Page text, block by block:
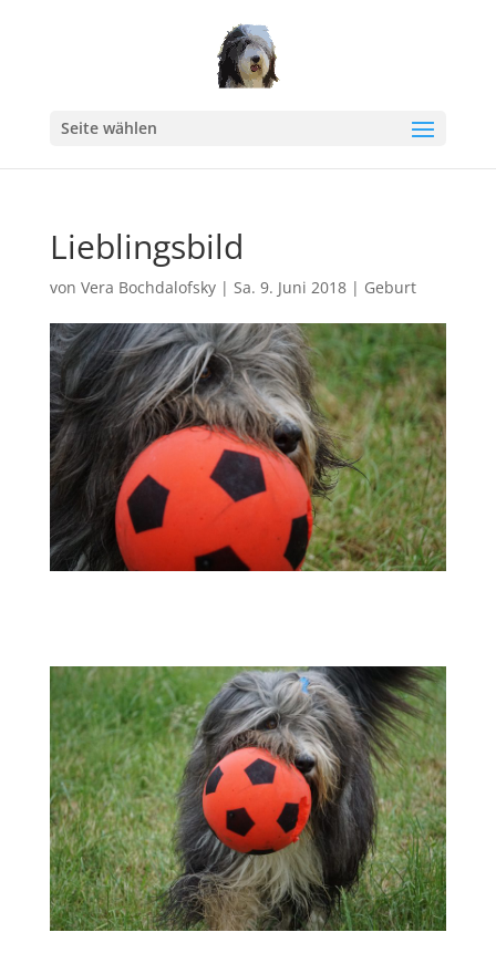
Seite wählen
Lieblingsbild
von Vera Bochdalofsky| Sa. 9. Juni 2018| Geburt